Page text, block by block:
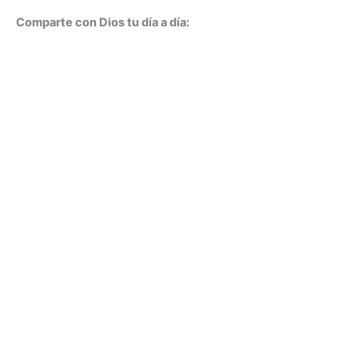
Comparte con Dios tu día a día: